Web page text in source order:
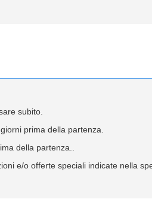
subito.
prima della partenza.
della partenza..
e/o offerte speciali indicate nella